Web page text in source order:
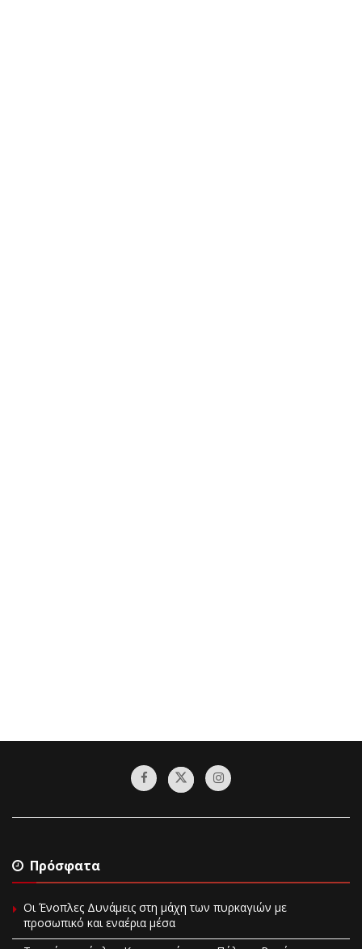
Πρόσφατα
Οι Ένοπλες Δυνάμεις στη μάχη των πυρκαγιών με
προσωπικό και εναέρια μέσα